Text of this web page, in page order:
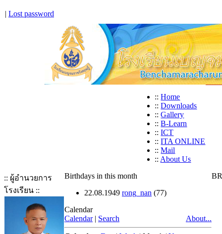
| Lost password
:: Home
:: Downloads
:: Gallery
:: B-Learn
:: ICT
:: ITA ONLINE
:: Mail
:: About Us
:: ผู้อำนวยการ
โรงเรียน ::
Birthdays in this month
22.08.1949 rong_nan (77)
Calendar
Calendar | Search About...